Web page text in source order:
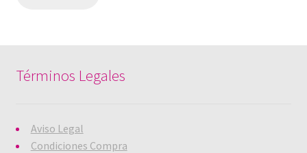
Términos Legales
Aviso Legal
Condiciones Compra